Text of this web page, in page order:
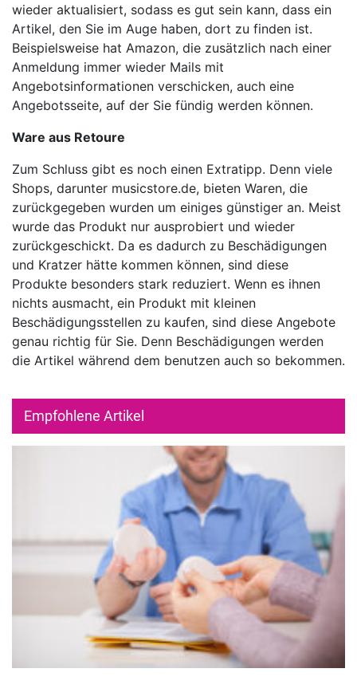
wieder aktualisiert, sodass es gut sein kann, dass ein
Artikel, den Sie im Auge haben, dort zu finden ist.
Beispielsweise hat Amazon, die zusätzlich nach einer
Anmeldung immer wieder Mails mit
Angebotsinformationen verschicken, auch eine
Angebotsseite, auf der Sie fündig werden können.
Ware aus Retoure
Zum Schluss gibt es noch einen Extratipp. Denn viele
Shops, darunter musicstore.de, bieten Waren, die
zurückgegeben wurden um einiges günstiger an. Meist
wurde das Produkt nur ausprobiert und wieder
zurückgeschickt. Da es dadurch zu Beschädigungen
und Kratzer hätte kommen können, sind diese
Produkte besonders stark reduziert. Wenn es ihnen
nichts ausmacht, ein Produkt mit kleinen
Beschädigungsstellen zu kaufen, sind diese Angebote
genau richtig für Sie. Denn Beschädigungen werden
die Artikel während dem benutzen auch so bekommen.
Empfohlene Artikel